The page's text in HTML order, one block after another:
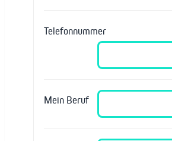
Telefonnummer
Mein Beruf